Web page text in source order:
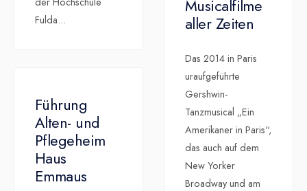
Fulda...
Musicalfilme
aller Zeiten
Das 2014 in Paris
uraufgeführte
Gershwin-
Tanzmusical „Ein
Amerikaner in Paris“,
das auch auf dem
New Yorker
Broadway und am
Führung
Alten- und
Pflegeheim
Haus
Emmaus